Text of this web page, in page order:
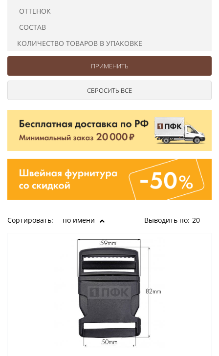
ОТТЕНОК
СОСТАВ
КОЛИЧЕСТВО ТОВАРОВ В УПАКОВКЕ
Сортировать: по имени Выводить по: 20
Элементы декора
Сумочная фурнитура